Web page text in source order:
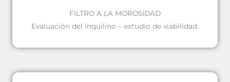
FILTRO A LA MOROSIDAD
Evaluación del inquilino – estudio de viabilidad.